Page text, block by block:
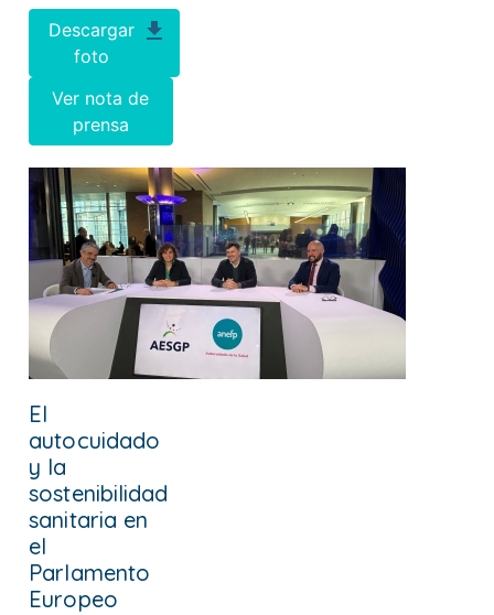
Descargar
foto
Ver nota de
prensa
El
autocuidado
y la
sostenibilidad
sanitaria en
el
Parlamento
Europeo